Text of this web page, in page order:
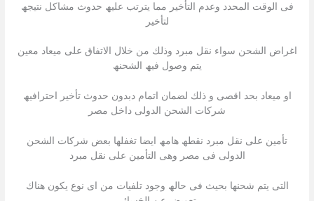
فى الوقت المحدد وعدم التأخیر مما یترتب علیھ حدوث مشاكل نتیجھ
لتأخیر
اغراض الشحن سواء نقل مبرد وذلك من خلال الاتفاق على میعاد معین
یتم وصول فیھ الشحنھ
او میعاد بحد اقصى و ذلك لضمان اتمام دبدون حدوث تأخیر احترافیھ
شركات الشحن الدولى داخل مصر
تأمین على نقل مبرد نقطھ ھامھ ایضا تغفلھا بعض شركات الشحن
الدولى فى مصر وھى التأمین على نقل مبرد
التى یتم شحنھا بحیث فى حالھ وجود تلفیات من اى نوع یكون ھناك